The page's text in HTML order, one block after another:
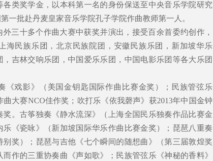
类奖学金，以本科第一名的身份保送至中央音乐学院研究
一批赴丹麦皇家音乐学院孔子学院作曲教师第一人。
三十多个作曲大赛中获奖并演出，接受百余首委约创作，
海民族乐团，北京民族院团，安徽民族乐团，新加坡华乐
吉林交响乐团，中国爱乐乐团，中国电影乐团等各大乐团
《戏影》（美国金钥匙国际作曲比赛金奖）；民族管弦乐
曲大赛NCO佳作奖；吹打乐《依我磬声》获2013年中国金钟
。古筝独奏《静水流深》（上海全国民乐独奏作品比赛金
《瓷咏》（新加坡国际华乐作曲比赛金奖）；琵琶八重奏
别奖）；琵琶与吉他《七个瞬间的随想曲》（第三届敦煌奖
作的三重协奏曲《声如歌》；民族管弦乐《神秘的香料》